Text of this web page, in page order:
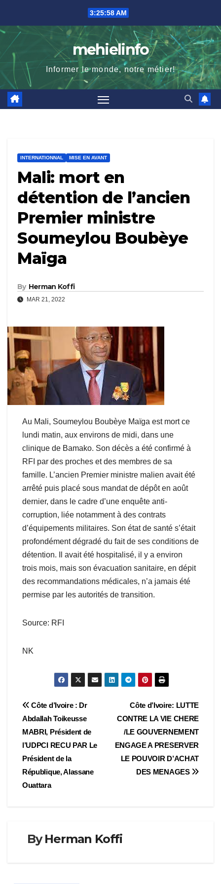
content
3:25:59 AM
mehielinfo
Informer le monde, notre métier!
INTERNATIONNAL MISE EN AVANT
Mali: mort en
détention de l’ancien
Premier ministre
Soumeylou Boubèye
Maïga
By Herman Koffi
MAR 21, 2022
Au Mali, Soumeylou Boubèye Maïga est mort ce
lundi matin, aux environs de midi, dans une
clinique de Bamako. Son décès a été confirmé à
RFI par des proches et des membres de sa
famille. L’ancien Premier ministre malien avait été
arrêté puis placé sous mandat de dépôt en août
dernier, dans le cadre d’une enquête anti-
corruption, liée notamment à des contrats
d’équipements militaires. Son état de santé s’était
profondément dégradé du fait de ses conditions de
détention. Il avait été hospitalisé, il y a environ
trois mois, mais son évacuation sanitaire, en dépit
des recommandations médicales, n’a jamais été
permise par les autorités de transition.
Source: RFI
NK
Navigation
de
l’article
Côte d’Ivoire: LUTTE
CONTRE LA VIE CHERE
/LE GOUVERNEMENT
ENGAGE A PRESERVER
LE POUVOIR D’ACHAT
DES MENAGES
Côte d’Ivoire : Dr
Abdallah Toikeusse
MABRI, Président de
l’UDPCI RECU PAR Le
Président de la
République, Alassane
Ouattara
ByHerman Koffi